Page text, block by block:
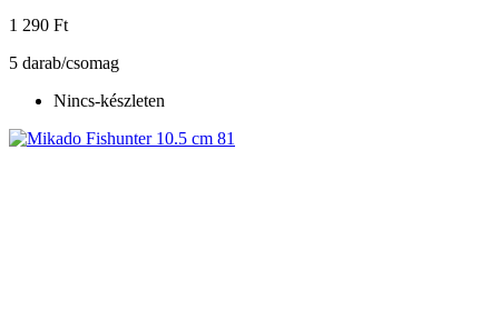
1 290 Ft
5 darab/csomag
Nincs-készleten